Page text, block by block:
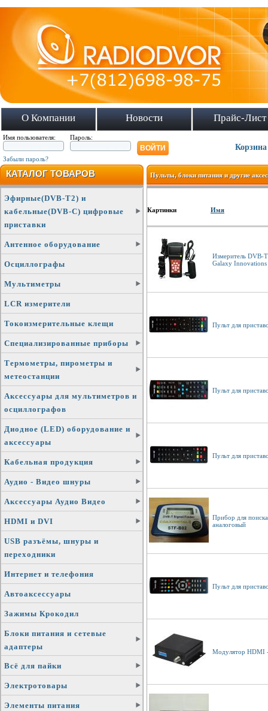
О Компании Новости Прайс-Лист
Имя пользователя: Пароль:
Забыли пароль?
Корзина
КАТАЛОГ ТОВАРОВ
Эфирные(DVB-T2) и
кабельные(DVB-C) цифровые
приставки
Антенное оборудование
Осциллографы
Мультиметры
LCR измерители
Токоизмерительные клещи
Специализированные приборы
Термометры, пирометры и
метеостанции
Аксессуары для мультиметров и
осциллографов
Диодное (LED) оборудование и
аксессуары
Кабельная продукция
Аудио - Видео шнуры
Аксессуары Аудио Видео
HDMI и DVI
USB разъёмы, шнуры и
переходники
Интернет и телефония
Автоаксессуары
Зажимы Крокодил
Блоки питания и сетевые
адаптеры
Всё для пайки
Электротовары
Элементы питания
Пульты, блоки питания и другие
Картинки Имя
Измеритель DVB-
Galaxy
Пульт для
Пульт для
Пульт для
Прибор для
аналоговый
Пульт для
Модулятор HDMI